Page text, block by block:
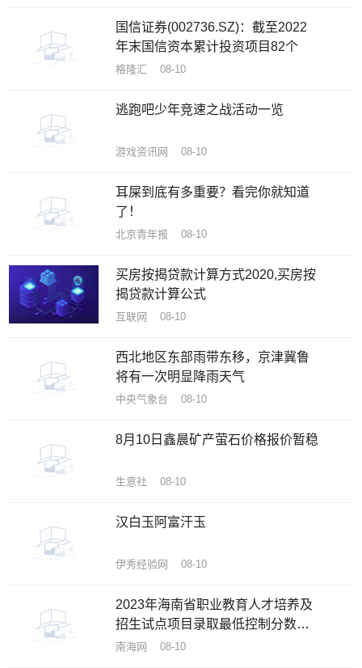
国信证券(002736.SZ)：截至2022
年末国信资本累计投资项目82个
格隆汇 08-10
逃跑吧少年竞速之战活动一览
游戏资讯网 08-10
耳屎到底有多重要？看完你就知道
了！
北京青年报 08-10
买房按揭贷款计算方式2020,买房按
揭贷款计算公式
互联网 08-10
西北地区东部雨带东移，京津冀鲁
将有一次明显降雨天气
中央气象台 08-10
8月10日鑫晨矿产萤石价格报价暂稳
生意社 08-10
汉白玉阿富汗玉
伊秀经验网 08-10
2023年海南省职业教育人才培养及
招生试点项目录取最低控制分数线
公布
南海网 08-10